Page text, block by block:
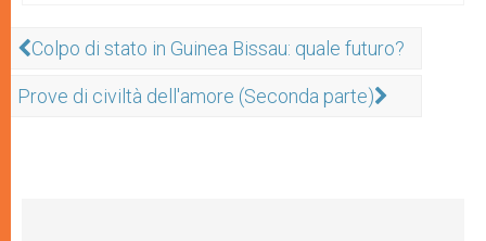
Colpo di stato in Guinea Bissau: quale futuro?
Prove di civiltà dell'amore (Seconda parte)